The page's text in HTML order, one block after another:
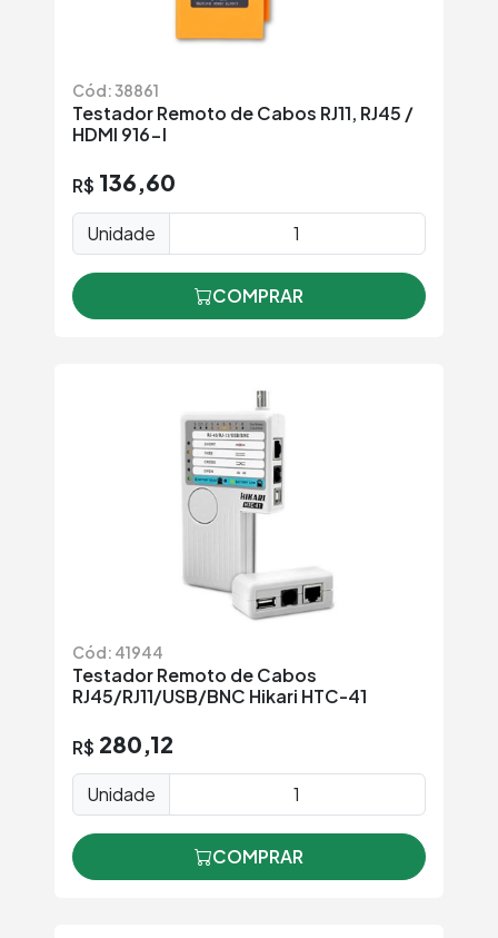
Cód: 38861
Testador Remoto de Cabos RJ11, RJ45 /
HDMI 916-I
R$ 136,60
Unidade
COMPRAR
Cód: 41944
Testador Remoto de Cabos
RJ45/RJ11/USB/BNC Hikari HTC-41
R$ 280,12
Unidade
COMPRAR